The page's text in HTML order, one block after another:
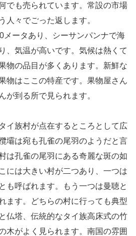
でも売られています。常設の市場
人々でごった返します。
メータあり、シーサンパンナで海
、気温が高いです。気候は熱くて
物の品目が多くあります。新鮮な
物はここの特産です。果物屋さん
が到る所で見られます。
イ族村が点在するところとして広
壩は宛も孔雀の尾羽のようだと言
は孔雀の尾羽にある奇麗な斑の如
には大きい村が二つあり、一つは
も呼ばれます。もう一つは曼聴と
ます。どちらの村に行っても典型
仏塔、伝統的なタイ族高床式の竹
木がよく見られます。南国の雰囲